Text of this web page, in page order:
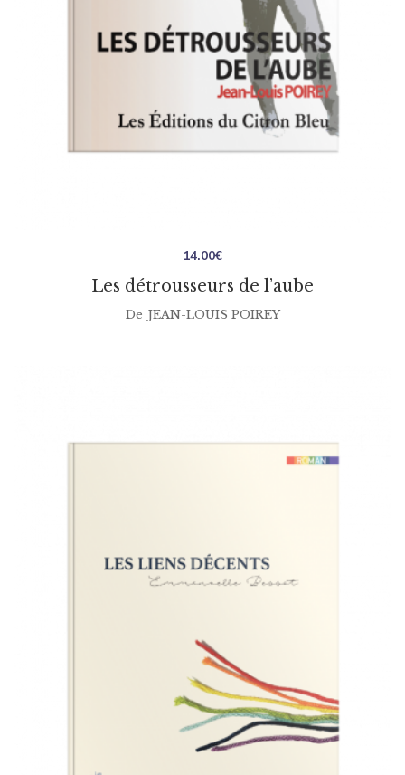
Les détrousseurs de l’aube
14.00€
De JEAN-LOUIS POIREY